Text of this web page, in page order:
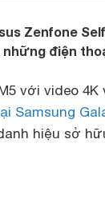
Zenfone
điện
với video
Samsung
hiệu sở